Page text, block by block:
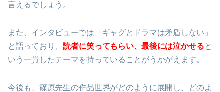
言えるでしょう。
また、インタビューでは「ギャグとドラマは矛盾しない」
と語っており、 読者に笑ってもらい、最後には泣かせる と
いう一貫したテーマを持っていることがうかがえます。
今後も、篠原先生の作品世界がどのように展開し、どのよ